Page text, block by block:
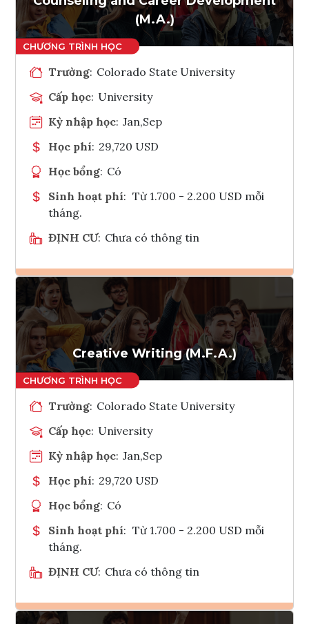
(M.A.)
Trường: Colorado State University
Cấp học: University
Kỳ nhập học: Jan,Sep
Học phí: 29,720 USD
Học bổng: Có
Sinh hoạt phí: Từ 1.700 - 2.200 USD mỗi
tháng.
ĐỊNH CƯ: Chưa có thông tin
Ghi danh
Tham vấn Interlink
Creative Writing (M.F.A.)
Trường: Colorado State University
Cấp học: University
Kỳ nhập học: Jan,Sep
Học phí: 29,720 USD
Học bổng: Có
Sinh hoạt phí: Từ 1.700 - 2.200 USD mỗi
tháng.
ĐỊNH CƯ: Chưa có thông tin